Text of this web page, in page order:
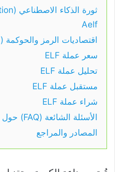
Aelf
اقتصاديات الرمز والحوكمة (Tokenomics of ELF)
سعر عملة ELF
تحليل عملة ELF
مستقبل عملة ELF
شراء عملة ELF
الأسئلة الشائعة (FAQ) حول عملة ELF رمز Aelf
المصادر والمراجع